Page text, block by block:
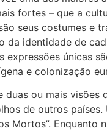
fortes – que a
seus costumes e
da identidade de
expressões únicas
e colonização
duas ou mais visões
de outros países.
Mortos”. Enquanto